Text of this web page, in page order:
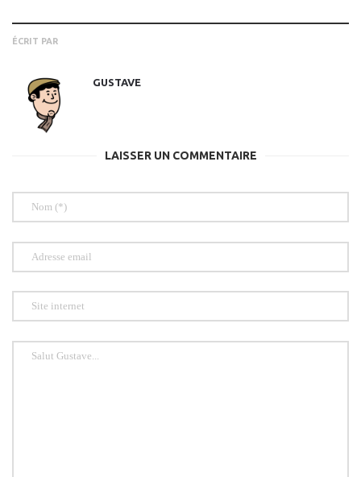
ÉCRIT PAR
GUSTAVE
LAISSER UN COMMENTAIRE